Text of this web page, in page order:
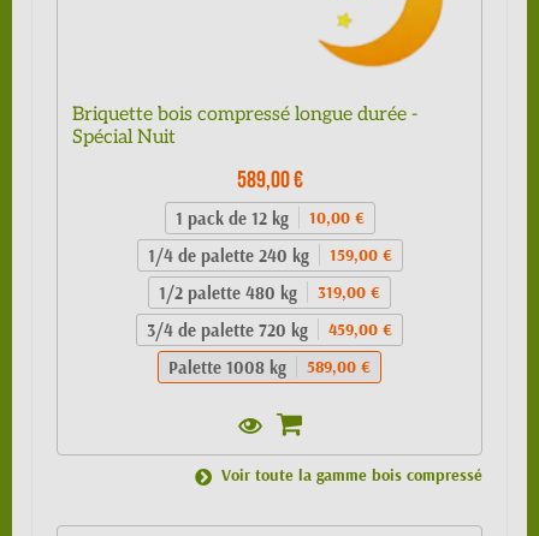
Briquette bois compressé longue durée -
Spécial Nuit
589,00 €
1 pack de 12 kg 10,00 €
1/4 de palette 240 kg 159,00 €
1/2 palette 480 kg 319,00 €
3/4 de palette 720 kg 459,00 €
Palette 1008 kg 589,00 €
Voir toute la gamme bois compressé